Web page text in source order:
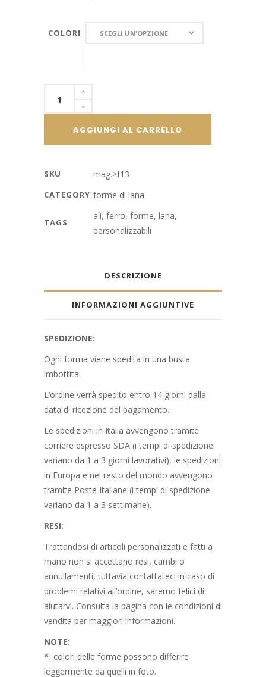
COLORI SCEGLI UN'OPZIONE
COLORI
lana,
personalizzabile
AGGIUNGI AL CARRELLO
SKU mag.>f13
CATEGORY forme di lana
TAGS
ali, ferro, forme, lana,
personalizzabili
DESCRIZIONE
INFORMAZIONI AGGIUNTIVE
SPEDIZIONE:
Ogni forma viene spedita in una busta
imbottita.
L’ordine verrà spedito entro 14 giorni dalla
data di ricezione del pagamento.
Le spedizioni in Italia avvengono tramite
corriere espresso SDA (i tempi di spedizione
variano da 1 a 3 giorni lavorativi), le spedizioni
in Europa e nel resto del mondo avvengono
tramite Poste Italiane (i tempi di spedizione
variano da 1 a 3 settimane).
RESI:
Trattandosi di articoli personalizzati e fatti a
mano non si accettano resi, cambi o
annullamenti, tuttavia contattateci in caso di
problemi relativi all’ordine, saremo felici di
aiutarvi. Consulta la pagina con le condizioni di
vendita per maggiori informazioni.
NOTE:
*I colori delle forme possono differire
leggermente da quelli in foto.